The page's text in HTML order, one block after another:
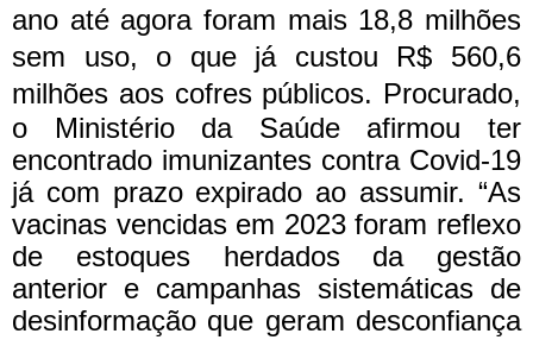
ano até agora foram mais 18,8 milhões
sem uso, o que já custou R$ 560,6
milhões aos cofres públicos. Procurado,
o Ministério da Saúde afirmou ter
encontrado imunizantes contra Covid-19
já com prazo expirado ao assumir. “As
vacinas vencidas em 2023 foram reflexo
de estoques herdados da gestão
anterior e campanhas sistemáticas de
desinformação que geram desconfiança